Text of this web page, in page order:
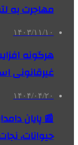
مهاجرت به
۱۴۰۳/۱۱/۱۰
هرگونه
غیرقانونی
۱۴۰۴/۰۴/۲۰
📰 پایان
حیوانات،